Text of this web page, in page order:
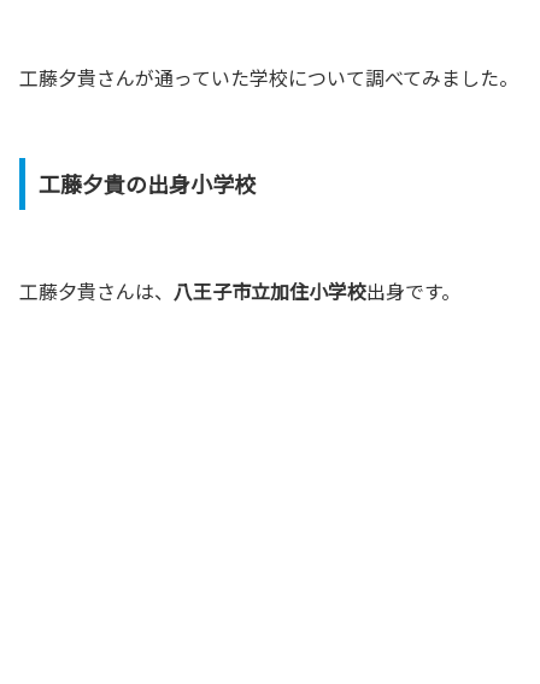
工藤夕貴さんが通っていた学校について調べてみました。
工藤夕貴の出身小学校
工藤夕貴さんは、 八王子市立加住小学校出身です。